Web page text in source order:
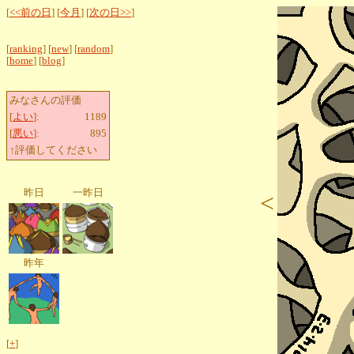
[<<前の日 ] [今月 ] [次の日>>]
[ranking] [new] [random]
[home] [blog]
みなさんの評価
[よい]:
1189
[悪い]:
895
↑評価してください
昨日 一昨日
昨年
[+]
<